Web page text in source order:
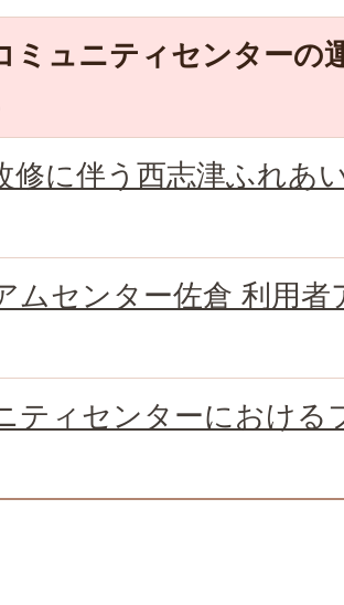
ミュニティセンターの
修に伴う西志津ふれあ
ムセンター佐倉 利用
ティセンターにおける